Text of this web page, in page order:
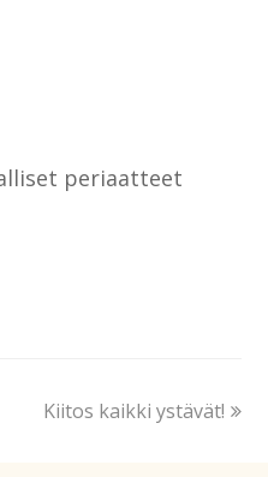
periaatteet
Kiitos kaikki ystävät!